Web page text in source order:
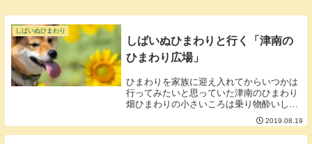
しばいぬひまわり
しばいぬひまわりと行く「津南の
ひまわり広場」
ひまわりを家族に迎え入れてからいつかは
行ってみたいと思っていた津南のひまわり
畑ひまわりの小さいころは乗り物酔いして
しまう体質で車に乗るのが苦手でした。そ
のため家から１時間以上はかかる津南に行
くことは若干あきらめていましたがひまわ
2019.08.19